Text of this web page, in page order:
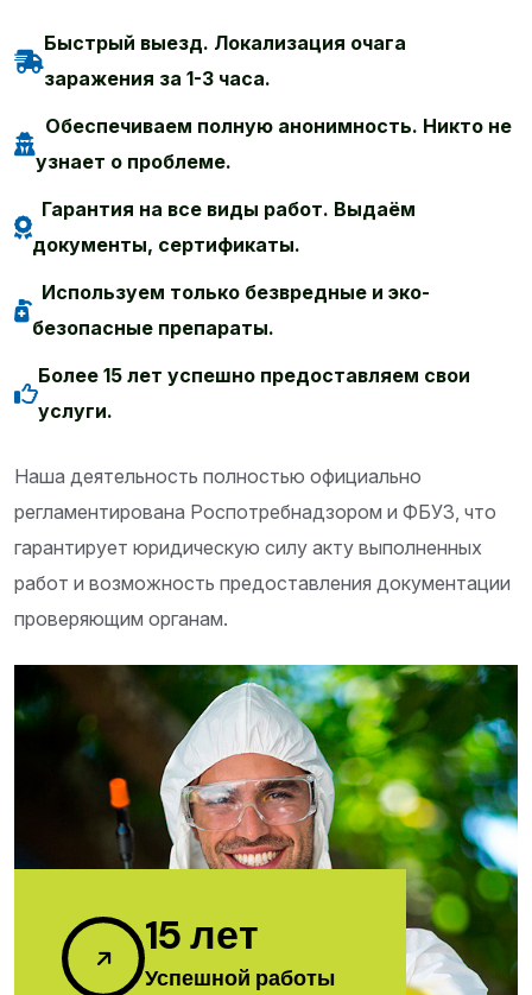
Быстрый выезд. Локализация очага
заражения за 1-3 часа.
Обеспечиваем полную анонимность. Никто не
узнает о проблеме.
Гарантия на все виды работ. Выдаём
документы, сертификаты.
Используем только безвредные и эко-
безопасные препараты.
Более 15 лет успешно предоставляем свои
услуги.
Наша деятельность полностью официально
регламентирована Роспотребнадзором и ФБУЗ, что
гарантирует юридическую силу акту выполненных
работ и возможность предоставления документации
проверяющим органам.
15лет
Успешной работы